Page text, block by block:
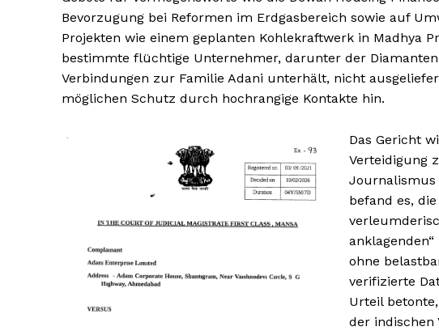
HELVILUX
ONLINE MEDIA
HELVILUX
ONLINE MEDIA
Bevorzugung bei Reformen im Erdgasbereich sowie auf
Projekten wie einem geplanten Kohlekraftwerk in Madhya
bestimmte flüchtige Unternehmer, darunter der
Verbindungen zur Familie Adani unterhält, nicht
möglichen Schutz durch hochrangige Kontakte hin.
Das Gericht
Verteidigung
Journalismus
befand es,
ohne
verifizierte
Urteil
der indischen